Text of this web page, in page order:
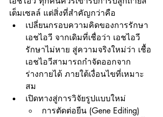
เต็มเซลล์ แต่สิ่งที่สำคัญกว่าคือ
เปลี่ยนกรอบความคิดของการรักษา
เอชไอวี จากเดิมที่เชื่อว่า เอชไอวี
รักษาไม่หาย สู่ความจริงใหม่ว่า เชื้อ
เอชไอวีสามารถกำจัดออกจาก
ร่างกายได้ ภายใต้เงื่อนไขที่เหมาะ
สม
เปิดทางสู่การวิจัยรูปแบบใหม่
การตัดต่อยีน (Gene Editing)